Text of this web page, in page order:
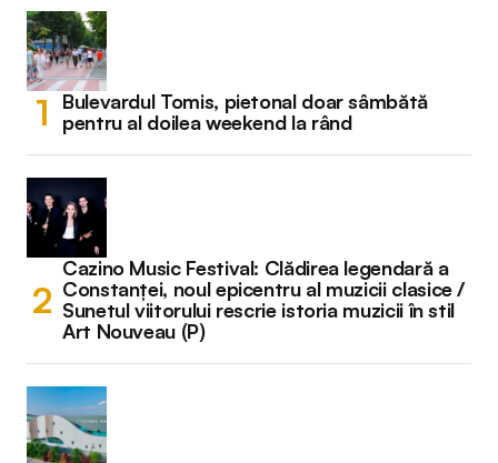
Bulevardul Tomis, pietonal doar sâmbătă
pentru al doilea weekend la rând
Cazino Music Festival: Clădirea legendară a
Constanței, noul epicentru al muzicii clasice /
Sunetul viitorului rescrie istoria muzicii în stil
Art Nouveau (P)